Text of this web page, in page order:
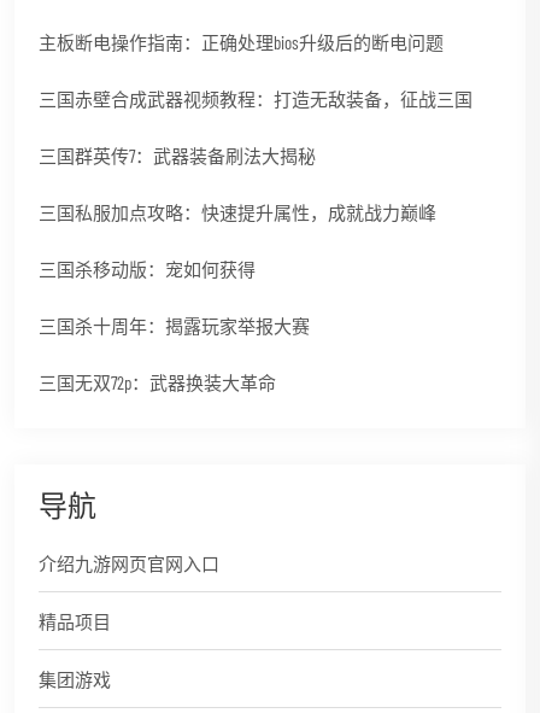
主板断电操作指南：正确处理bios升级后的断电问题
三国赤壁合成武器视频教程：打造无敌装备，征战三国
三国群英传7：武器装备刷法大揭秘
三国私服加点攻略：快速提升属性，成就战力巅峰
三国杀移动版：宠如何获得
三国杀十周年：揭露玩家举报大赛
三国无双72p：武器换装大革命
导航
介绍九游网页官网入口
精品项目
集团游戏